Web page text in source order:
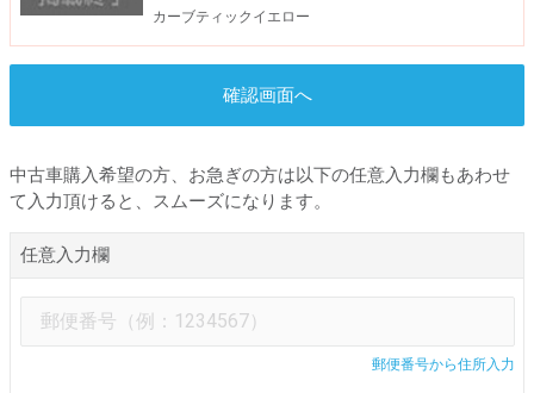
カーブティックイエロー
確認画面へ
中古車購入希望の方、お急ぎの方は以下の任意入力欄もあわせ
て入力頂けると、スムーズになります。
任意入力欄
郵便番号から住所入力